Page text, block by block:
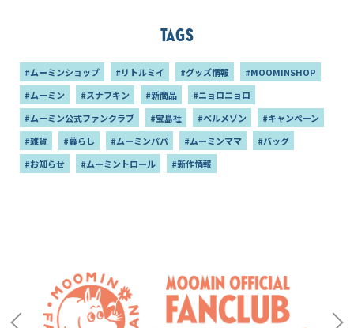
Tags
#ムーミンショップ #リトルミイ #グッズ情報
#MOOMINSHOP
#ムーミン
#スナフキン #新商品
#ニョロニョロ
#ムーミン公式ファンクラブ
#宝島社 #ベルメゾン
#キャンペーン
#雑貨
#暮らし #ムーミンパパ #ムーミンママ
#バッグ
#お知らせ
#ムーミントロール #新作情報